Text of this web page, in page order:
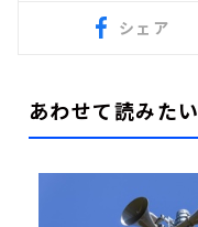
シェア
あわせて読みたい